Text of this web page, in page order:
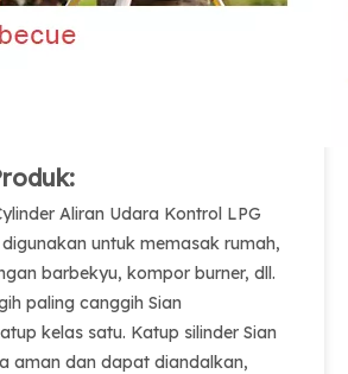
Aliran Udara Kontrol LPG
untuk memasak rumah,
barbekyu, kompor burner, dll.
paling canggih Sian
kelas satu. Katup silinder Sian
aman dan dapat diandalkan,